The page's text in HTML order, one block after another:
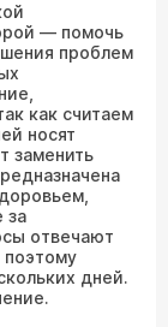
— помочь
проблем
как считаем
носят
заменить
за
отвечают
дней.